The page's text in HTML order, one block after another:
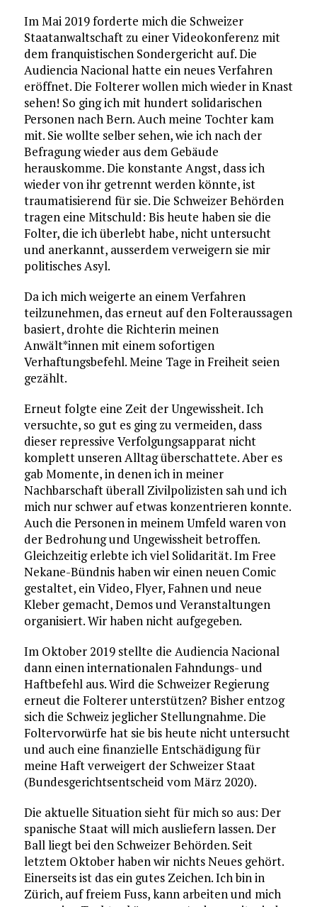
Im Mai 2019 forderte mich die Schweizer
Staatanwaltschaft zu einer Videokonferenz mit
dem franquistischen Sondergericht auf. Die
Audiencia Nacional hatte ein neues Verfahren
eröffnet. Die Folterer wollen mich wieder in Knast
sehen! So ging ich mit hundert solidarischen
Personen nach Bern. Auch meine Tochter kam
mit. Sie wollte selber sehen, wie ich nach der
Befragung wieder aus dem Gebäude
herauskomme. Die konstante Angst, dass ich
wieder von ihr getrennt werden könnte, ist
traumatisierend für sie. Die Schweizer Behörden
tragen eine Mitschuld: Bis heute haben sie die
Folter, die ich überlebt habe, nicht untersucht
und anerkannt, ausserdem verweigern sie mir
politisches Asyl.
Da ich mich weigerte an einem Verfahren
teilzunehmen, das erneut auf den Folteraussagen
basiert, drohte die Richterin meinen
Anwält*innen mit einem sofortigen
Verhaftungsbefehl. Meine Tage in Freiheit seien
gezählt.
Erneut folgte eine Zeit der Ungewissheit. Ich
versuchte, so gut es ging zu vermeiden, dass
dieser repressive Verfolgungsapparat nicht
komplett unseren Alltag überschattete. Aber es
gab Momente, in denen ich in meiner
Nachbarschaft überall Zivilpolizisten sah und ich
mich nur schwer auf etwas konzentrieren konnte.
Auch die Personen in meinem Umfeld waren von
der Bedrohung und Ungewissheit betroffen.
Gleichzeitig erlebte ich viel Solidarität. Im Free
Nekane-Bündnis haben wir einen neuen Comic
gestaltet, ein Video, Flyer, Fahnen und neue
Kleber gemacht, Demos und Veranstaltungen
organisiert. Wir haben nicht aufgegeben.
Im Oktober 2019 stellte die Audiencia Nacional
dann einen internationalen Fahndungs- und
Haftbefehl aus. Wird die Schweizer Regierung
erneut die Folterer unterstützen? Bisher entzog
sich die Schweiz jeglicher Stellungnahme. Die
Foltervorwürfe hat sie bis heute nicht untersucht
und auch eine finanzielle Entschädigung für
meine Haft verweigert der Schweizer Staat
(Bundesgerichtsentscheid vom März 2020).
Die aktuelle Situation sieht für mich so aus: Der
spanische Staat will mich ausliefern lassen. Der
Ball liegt bei den Schweizer Behörden. Seit
letztem Oktober haben wir nichts Neues gehört.
Einerseits ist das ein gutes Zeichen. Ich bin in
Zürich, auf freiem Fuss, kann arbeiten und mich